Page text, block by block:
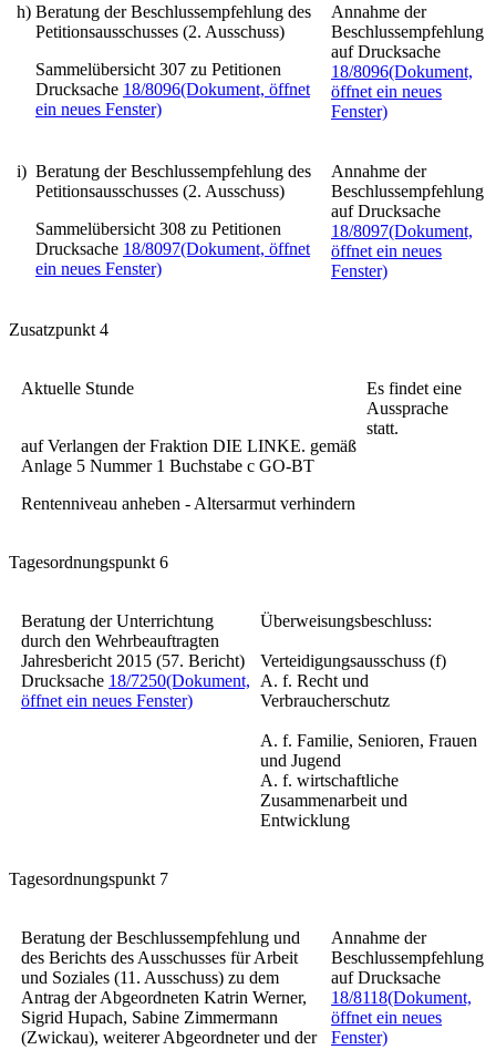
h) Beratung der Beschlussempfehlung des
Petitionsausschusses (2. Ausschuss)
Sammelübersicht 307 zu Petitionen
Drucksache 18/8096(Dokument, öffnet
ein neues Fenster)
Annahme der
Beschlussempfehlung
auf Drucksache
18/8096(Dokument,
öffnet ein neues
Fenster)
i) Beratung der Beschlussempfehlung des
Petitionsausschusses (2. Ausschuss)
Sammelübersicht 308 zu Petitionen
Drucksache 18/8097(Dokument, öffnet
ein neues Fenster)
Annahme der
Beschlussempfehlung
auf Drucksache
18/8097(Dokument,
öffnet ein neues
Fenster)
Zusatzpunkt 4
Aktuelle Stunde
auf Verlangen der Fraktion DIE LINKE. gemäß
Anlage 5 Nummer 1 Buchstabe c GO-BT
Rentenniveau anheben - Altersarmut verhindern
Es findet eine
Aussprache
statt.
Tagesordnungspunkt 6
Beratung der Unterrichtung
durch den Wehrbeauftragten
Jahresbericht 2015 (57. Bericht)
Drucksache 18/7250(Dokument,
öffnet ein neues Fenster)
Überweisungsbeschluss:
Verteidigungsausschuss (f)
A. f. Recht und
Verbraucherschutz
A. f. Familie, Senioren, Frauen
und Jugend
A. f. wirtschaftliche
Zusammenarbeit und
Entwicklung
Tagesordnungspunkt 7
Beratung der Beschlussempfehlung und
des Berichts des Ausschusses für Arbeit
und Soziales (11. Ausschuss) zu dem
Antrag der Abgeordneten Katrin Werner,
Sigrid Hupach, Sabine Zimmermann
(Zwickau), weiterer Abgeordneter und der
Annahme der
Beschlussempfehlung
auf Drucksache
18/8118(Dokument,
öffnet ein neues
Fenster)